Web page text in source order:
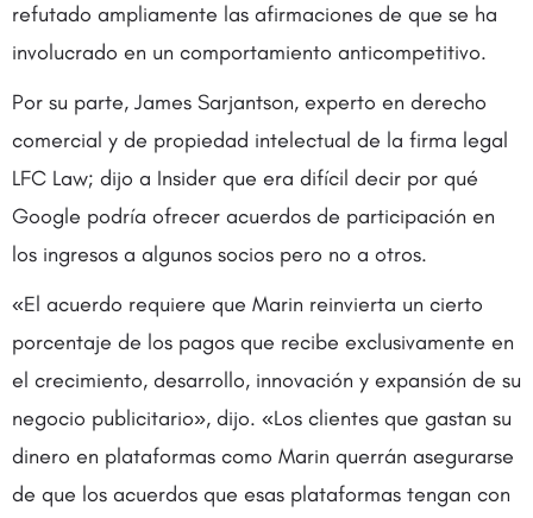
refutado ampliamente las afirmaciones de que se ha
involucrado en un comportamiento anticompetitivo.
Por su parte, James Sarjantson, experto en derecho
comercial y de propiedad intelectual de la firma legal
LFC Law; dijo a Insider que era difícil decir por qué
Google podría ofrecer acuerdos de participación en
los ingresos a algunos socios pero no a otros.
«El acuerdo requiere que Marin reinvierta un cierto
porcentaje de los pagos que recibe exclusivamente en
el crecimiento, desarrollo, innovación y expansión de su
negocio publicitario», dijo. «Los clientes que gastan su
dinero en plataformas como Marin querrán asegurarse
de que los acuerdos que esas plataformas tengan con